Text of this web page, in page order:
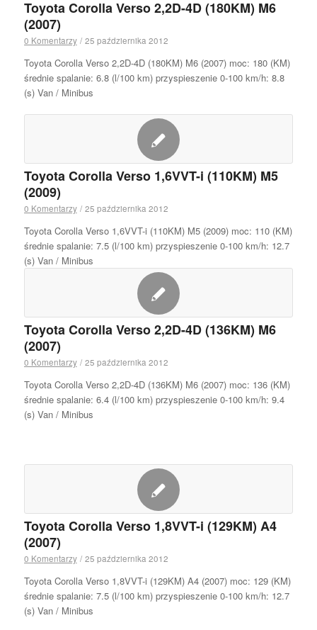
Toyota Corolla Verso 2,2D-4D (180KM) M6
(2007)
0 Komentarzy / 25 października 2012
Toyota Corolla Verso 2,2D-4D (180KM) M6 (2007) moc: 180 (KM)
średnie spalanie: 6.8 (l/100 km) przyspieszenie 0-100 km/h: 8.8
(s) Van / Minibus
Toyota Corolla Verso 1,6VVT-i (110KM) M5
(2009)
0 Komentarzy / 25 października 2012
Toyota Corolla Verso 1,6VVT-i (110KM) M5 (2009) moc: 110 (KM)
średnie spalanie: 7.5 (l/100 km) przyspieszenie 0-100 km/h: 12.7
(s) Van / Minibus
Toyota Corolla Verso 2,2D-4D (136KM) M6
(2007)
0 Komentarzy / 25 października 2012
Toyota Corolla Verso 2,2D-4D (136KM) M6 (2007) moc: 136 (KM)
średnie spalanie: 6.4 (l/100 km) przyspieszenie 0-100 km/h: 9.4
(s) Van / Minibus
Toyota Corolla Verso 1,8VVT-i (129KM) A4
(2007)
0 Komentarzy / 25 października 2012
Toyota Corolla Verso 1,8VVT-i (129KM) A4 (2007) moc: 129 (KM)
średnie spalanie: 7.5 (l/100 km) przyspieszenie 0-100 km/h: 12.7
(s) Van / Minibus